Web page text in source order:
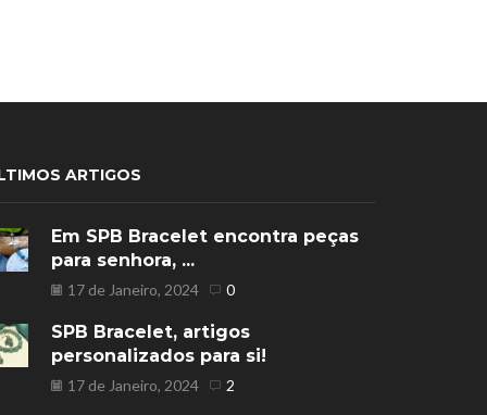
ARTIGOS
Em SPB Bracelet encontra peças
para senhora, ...
17 de Janeiro, 2024 0
SPB Bracelet, artigos
personalizados para si!
17 de Janeiro, 2024 2